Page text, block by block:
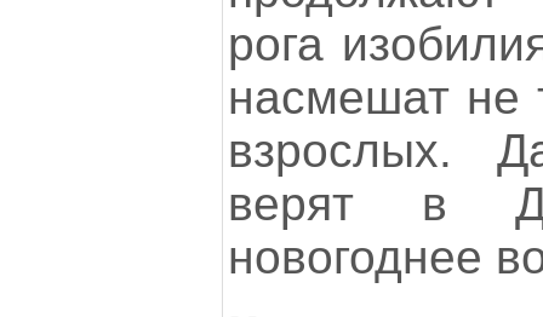
рога
насмешат не
взрослых.
верят в
новогоднее